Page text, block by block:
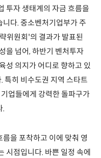
투자 생태계의 자금 흐름을
다. 중소벤처기업부가 주
위원회'의 결과가 발표된
을 넘어, 하반기 벤처투자
성 의지가 어디로 향하고 있
특히 비수도권 지역 스타트
업들에게 강력한 돌파구가
.
을 포착하고 이에 맞춰 영
시점입니다. 바쁜 일정 속에